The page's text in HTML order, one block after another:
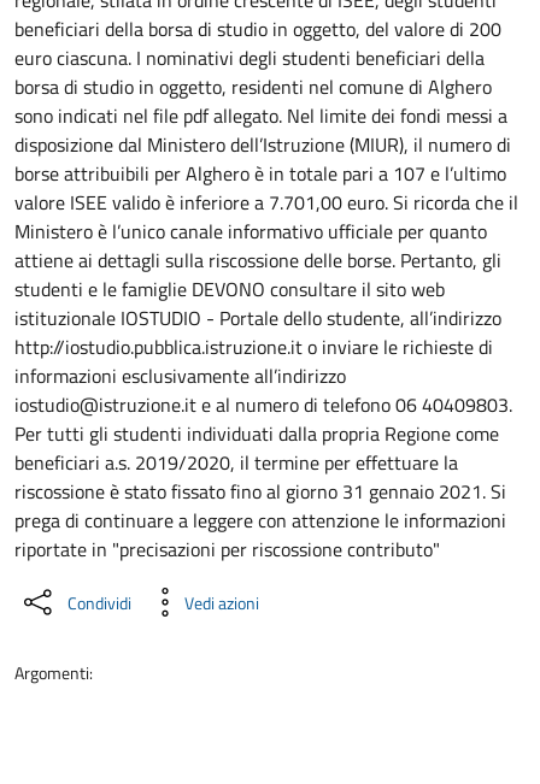
beneficiari della borsa di studio in oggetto, del valore di 200
euro ciascuna. I nominativi degli studenti beneficiari della
borsa di studio in oggetto, residenti nel comune di Alghero
sono indicati nel file pdf allegato. Nel limite dei fondi messi a
disposizione dal Ministero dell’Istruzione (MIUR), il numero di
borse attribuibili per Alghero è in totale pari a 107 e l’ultimo
valore ISEE valido è inferiore a 7.701,00 euro. Si ricorda che il
Ministero è l’unico canale informativo ufficiale per quanto
attiene ai dettagli sulla riscossione delle borse. Pertanto, gli
studenti e le famiglie DEVONO consultare il sito web
istituzionale IOSTUDIO - Portale dello studente, all’indirizzo
http://iostudio.pubblica.istruzione.it o inviare le richieste di
informazioni esclusivamente all’indirizzo
iostudio@istruzione.it e al numero di telefono 06 40409803.
Per tutti gli studenti individuati dalla propria Regione come
beneficiari a.s. 2019/2020, il termine per effettuare la
riscossione è stato fissato fino al giorno 31 gennaio 2021. Si
prega di continuare a leggere con attenzione le informazioni
riportate in "precisazioni per riscossione contributo"
Condividi Vedi azioni
Argomenti: